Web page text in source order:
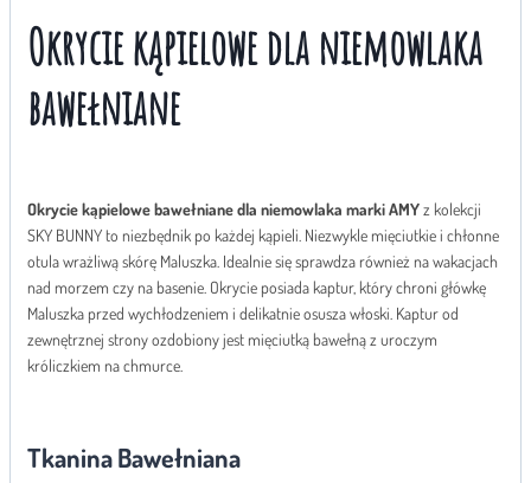
Okrycie kąpielowe dla niemowlaka
bawełniane
Okrycie kąpielowe bawełniane dla niemowlaka marki AMYz kolekcji
SKY BUNNY to niezbędnik po każdej kąpieli. Niezwykle mięciutkie i chłonne
otula wrażliwą skórę Maluszka. Idealnie się sprawdza również na wakacjach
nad morzem czy na basenie. Okrycie posiada kaptur, który chroni główkę
Maluszka przed wychłodzeniem i delikatnie osusza włoski. Kaptur od
zewnętrznej strony ozdobiony jest mięciutką bawełną z uroczym
króliczkiem na chmurce.
Tkanina Bawełniana